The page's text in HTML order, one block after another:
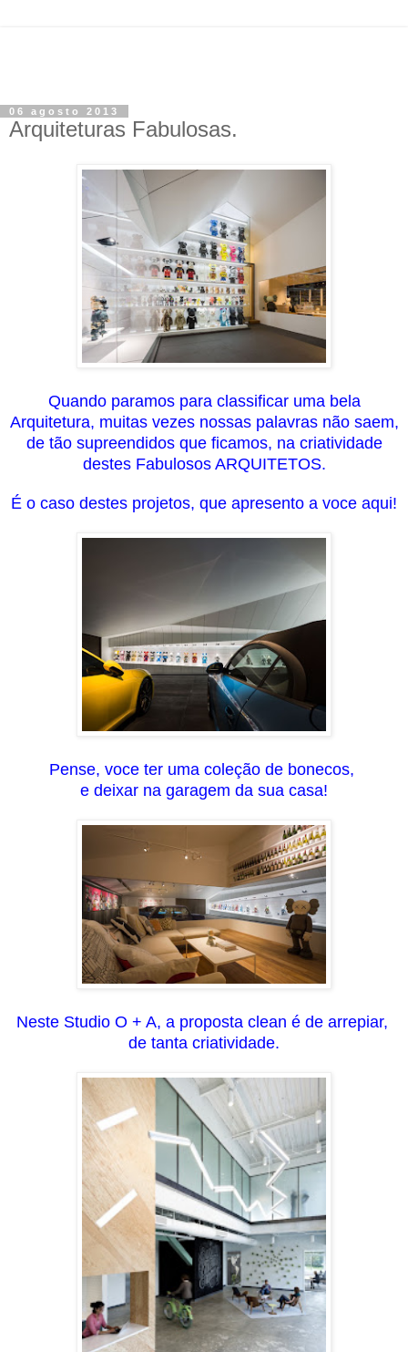
06 agosto 2013
Arquiteturas Fabulosas.
Quando paramos para classificar uma bela
Arquitetura, muitas vezes nossas palavras não saem,
de tão supreendidos que ficamos, na criatividade
destes Fabulosos ARQUITETOS.
É o caso destes projetos, que apresento a voce aqui!
Pense, voce ter uma coleção de bonecos,
e deixar na garagem da sua casa!
Neste Studio O + A, a proposta clean é de arrepiar,
de tanta criatividade.